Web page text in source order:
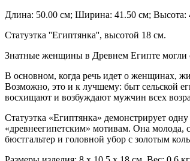
Длина: 50.00 см; Ширина: 41.50 см; Высота:
Статуэтка ''Египтянка'', высотой 18 см.
Знатные женщины в Древнем Египте могли
В основном, когда речь идет о женщинах,
Возможно, это и к лучшему: быт сельской
восхищают и возбуждают мужчин всех
Статуэтка «Египтянка» демонстрирует
«древнеегипетским» мотивам. Она молода,
бюстгальтер и головной убор с золотым